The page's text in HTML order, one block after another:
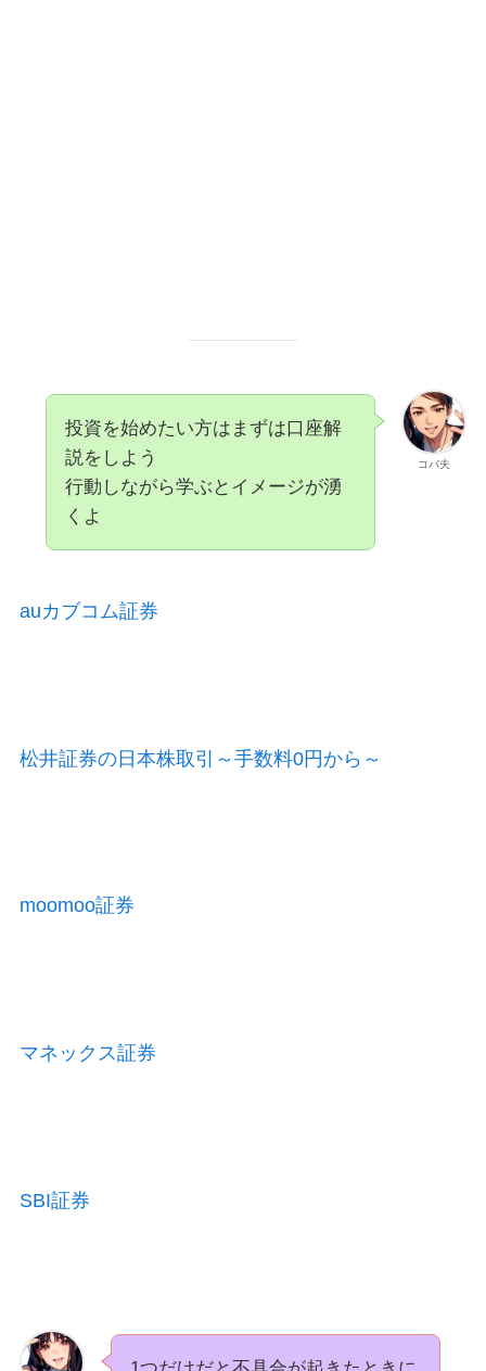
コバ夫
投資を始めたい方はまずは口座解
説をしよう
行動しながら学ぶとイメージが湧
くよ
auカブコム証券
松井証券の日本株取引～手数料0円から～
moomoo証券
マネックス証券
SBI証券